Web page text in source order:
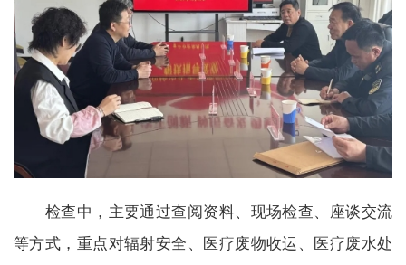
检查中，主要通过查阅资料、现场检查、座谈交流
等方式，重点对辐射安全、医疗废物收运、医疗废水处